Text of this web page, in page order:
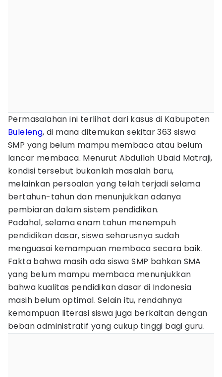
Permasalahan ini terlihat dari kasus di Kabupaten
Buleleng, di mana ditemukan sekitar 363 siswa
SMP yang belum mampu membaca atau belum
lancar membaca. Menurut Abdullah Ubaid Matraji,
kondisi tersebut bukanlah masalah baru,
melainkan persoalan yang telah terjadi selama
bertahun-tahun dan menunjukkan adanya
pembiaran dalam sistem pendidikan.
Padahal, selama enam tahun menempuh
pendidikan dasar, siswa seharusnya sudah
menguasai kemampuan membaca secara baik.
Fakta bahwa masih ada siswa SMP bahkan SMA
yang belum mampu membaca menunjukkan
bahwa kualitas pendidikan dasar di Indonesia
masih belum optimal. Selain itu, rendahnya
kemampuan literasi siswa juga berkaitan dengan
beban administratif yang cukup tinggi bagi guru.